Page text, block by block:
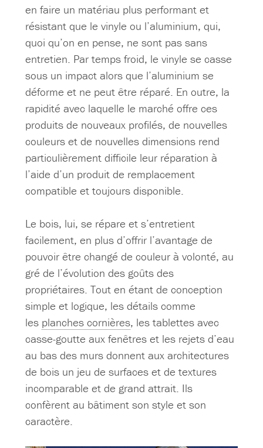
en faire un matériau plus performant et
résistant que le vinyle ou l’aluminium, qui,
quoi qu’on en pense, ne sont pas sans
entretien. Par temps froid, le vinyle se casse
sous un impact alors que l’aluminium se
déforme et ne peut être réparé. En outre, la
rapidité avec laquelle le marché offre ces
produits de nouveaux profilés, de nouvelles
couleurs et de nouvelles dimensions rend
particulièrement difficile leur réparation à
l’aide d’un produit de remplacement
compatible et toujours disponible.
Le bois, lui, se répare et s’entretient
facilement, en plus d’offrir l’avantage de
pouvoir être changé de couleur à volonté, au
gré de l’évolution des goûts des
propriétaires. Tout en étant de conception
simple et logique, les détails comme
les planches cornières, les tablettes avec
casse-goutte aux fenêtres et les rejets d’eau
au bas des murs donnent aux architectures
de bois un jeu de surfaces et de textures
incomparable et de grand attrait. Ils
confèrent au bâtiment son style et son
caractère.